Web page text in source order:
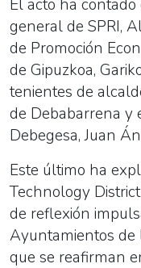
El acto ha
general de SPRI,
de Promoción
de Gipuzkoa,
tenientes de
de Debabarrena y
Debegesa, Juan
Este último ha
Technology
de reflexión
Ayuntamientos de
que se reafirman